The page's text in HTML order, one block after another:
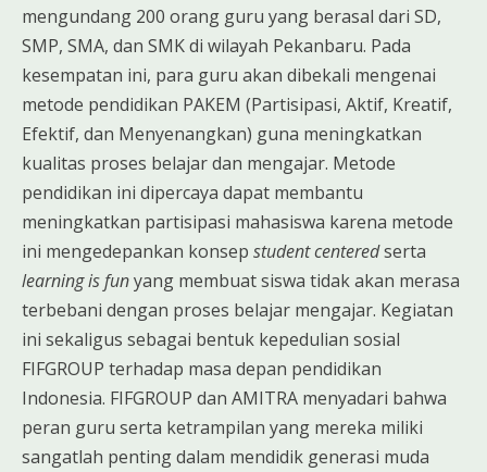
mengundang 200 orang guru yang berasal dari SD,
SMP, SMA, dan SMK di wilayah Pekanbaru. Pada
kesempatan ini, para guru akan dibekali mengenai
metode pendidikan PAKEM (Partisipasi, Aktif, Kreatif,
Efektif, dan Menyenangkan) guna meningkatkan
kualitas proses belajar dan mengajar. Metode
pendidikan ini dipercaya dapat membantu
meningkatkan partisipasi mahasiswa karena metode
ini mengedepankan konsep student centeredserta
learning is funyang membuat siswa tidak akan merasa
terbebani dengan proses belajar mengajar. Kegiatan
ini sekaligus sebagai bentuk kepedulian sosial
FIFGROUP terhadap masa depan pendidikan
Indonesia. FIFGROUP dan AMITRA menyadari bahwa
peran guru serta ketrampilan yang mereka miliki
sangatlah penting dalam mendidik generasi muda